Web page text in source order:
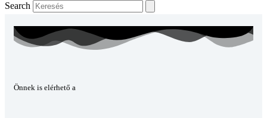
Search
Önnek is elérhető a